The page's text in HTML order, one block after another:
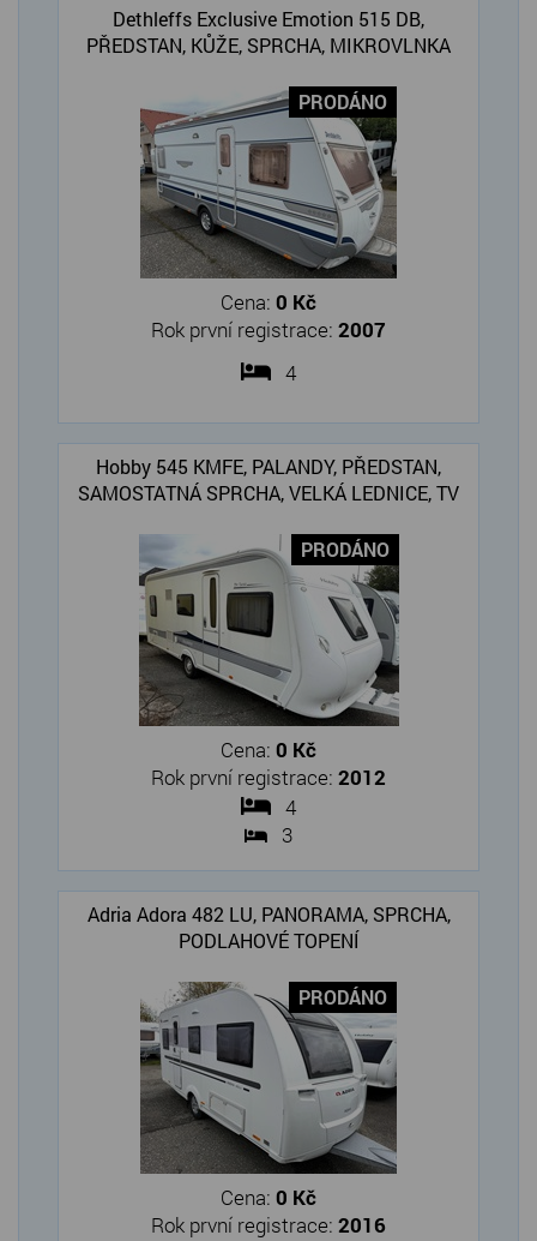
Dethleffs Exclusive Emotion 515 DB,
PŘEDSTAN, KŮŽE, SPRCHA, MIKROVLNKA
PRODÁNO
Cena: 0 Kč
Rok první registrace: 2007
4
Hobby 545 KMFE, PALANDY, PŘEDSTAN,
SAMOSTATNÁ SPRCHA, VELKÁ LEDNICE, TV
PRODÁNO
Cena: 0 Kč
Rok první registrace: 2012
4
3
Adria Adora 482 LU, PANORAMA, SPRCHA,
PODLAHOVÉ TOPENÍ
PRODÁNO
Cena: 0 Kč
Rok první registrace: 2016